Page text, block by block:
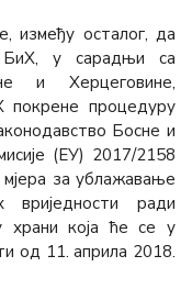
између осталог, да
БиХ, у сарадњи са
и Херцеговине,
процедуру
Босне и
(ЕУ) 2017/2158
за ублажавање
ради
храни која ће се у
од 11. априла 2018.